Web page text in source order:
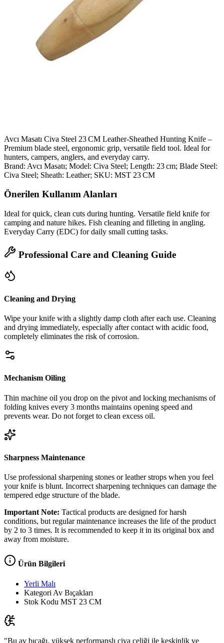
Avcı Masatı Civa Steel 23 CM Leather‑Sheathed Hunting Knife –
Premium blade steel, ergonomic grip, versatile field tool. Ideal for
hunters, campers, anglers, and everyday carry.
Brand: Avcı Masatı; Model: Civa Steel; Length: 23 cm; Blade Steel:
Civa Steel; Sheath: Leather; SKU: MST 23 CM
Önerilen Kullanım Alanları
Ideal for quick, clean cuts during hunting. Versatile field knife for
camping and nature hikes. Fish cleaning and filleting in angling.
Everyday Carry (EDC) for daily small cutting tasks.
Professional Care and Cleaning Guide
Cleaning and Drying
Wipe your knife with a slightly damp cloth after each use. Cleaning
and drying immediately, especially after contact with acidic food,
completely eliminates the risk of corrosion.
Mechanism Oiling
Thin machine oil you drop on the pivot and locking mechanisms of
folding knives every 3 months maintains opening speed and
prevents wear. Do not forget to clean excess oil.
Sharpness Maintenance
Use professional sharpening stones or leather strops when you feel
your knife is blunt. Incorrect sharpening techniques can damage the
tempered edge structure of the blade.
Important Note: Tactical products are designed for harsh
conditions, but regular maintenance increases the life of the product
by 2 to 3 times. It is recommended to keep it in its original box and
away from moisture.
Ürün Bilgileri
Yerli Malı
Kategori Av Bıçakları
Stok Kodu MST 23 CM
"Bu av bıçağı, yüksek performanslı civa çeliği ile keskinlik ve